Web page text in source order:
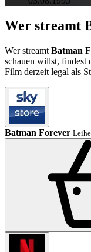
Wer streamt
Wer streamt Batman
schauen willst, findest
Film derzeit legal als
Batman Forever